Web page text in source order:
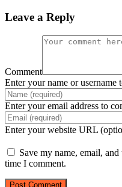
Leave a Reply
Comment
Enter your name or username
Enter your email address to
Enter your website URL
Save my name, email,
time I comment.